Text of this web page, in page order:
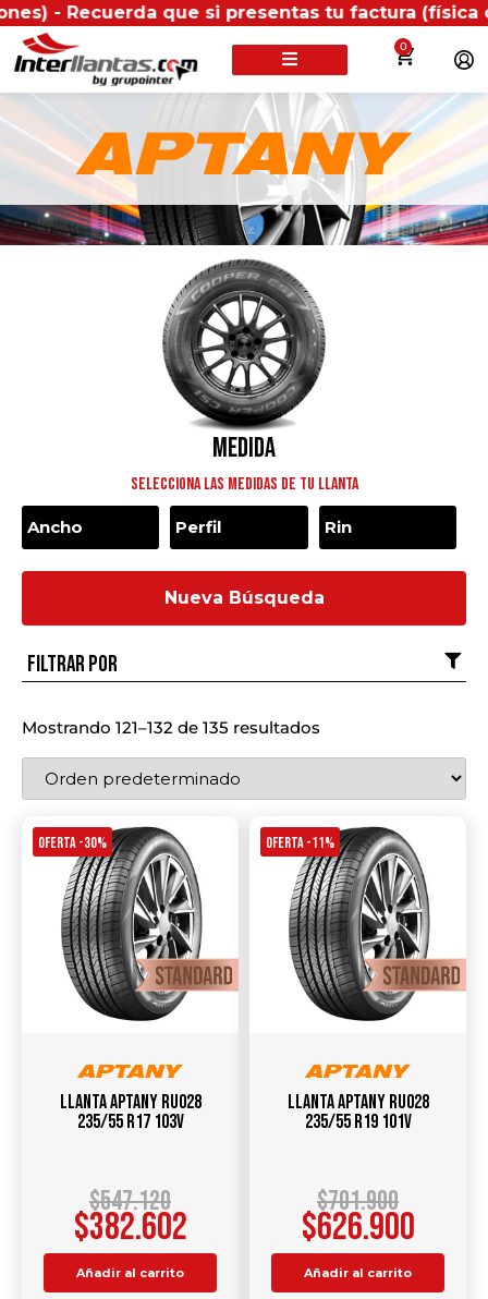
que si presentas tu factura (física o
0
BUSCA TU LLANTA POR:
Medida
Selecciona las medidas de tu llanta
Nueva Búsqueda
Filtrar por
Mostrando 121–132 de 135 resultados
OFERTA -30%
Llanta APTANY RU028
235/55 R17 103V
$547.120
$382.602
Añadir al carrito
OFERTA -11%
Llanta APTANY RU028
235/55 R19 101V
$701.900
$626.900
Añadir al carrito